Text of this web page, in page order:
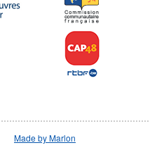
Made by Marlon